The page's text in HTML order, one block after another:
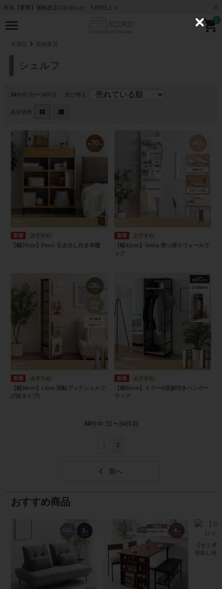
再送【重要】価格改定のお知らせ 5月8日より
0
全商品 収納家具
シェルフ
34件中 31〜34件目 並び替え
表示切替
【幅70cm】Pesci 引き出し付き本棚
【幅42cm】Seina 突っ張りウォールラ
ック
【幅36cm】Libro 回転ブックシェルフ
(7段タイプ)
【幅80cm】ミラー&収納付きハンガー
ラック
34件中 31〜34件目
1 2
おすすめ商品
【セミダ
引出し付
C